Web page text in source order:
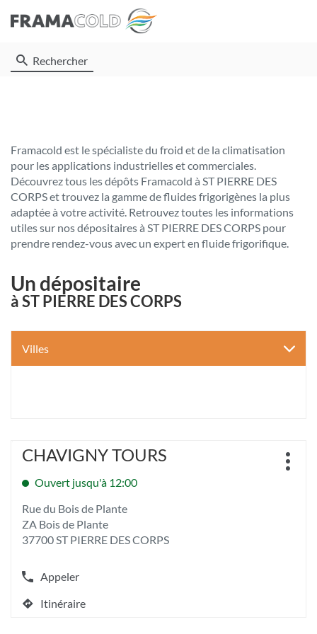
Rechercher
Framacold est le spécialiste du froid et de la climatisation
pour les applications industrielles et commerciales.
Découvrez tous les dépôts Framacold à ST PIERRE DES
CORPS et trouvez la gamme de fluides frigorigènes la plus
adaptée à votre activité. Retrouvez toutes les informations
utiles sur nos dépositaires à ST PIERRE DES CORPS pour
prendre rendez-vous avec un expert en fluide frigorifique.
Un dépositaire
à ST PIERRE DES CORPS
Villes
Appuyer
sur
touche
pour
obtenir
amples
informations
[ECHAP
pour
Point
vente
CHAVIGNY TOURS
Ouvert jusqu'à 12:00
Rue du Bois de Plante
ZA Bois de Plante
37700 ST PIERRE DES CORPS
Appeler
Afficher
le
numéroItinéraire
jusqu'au
Plus